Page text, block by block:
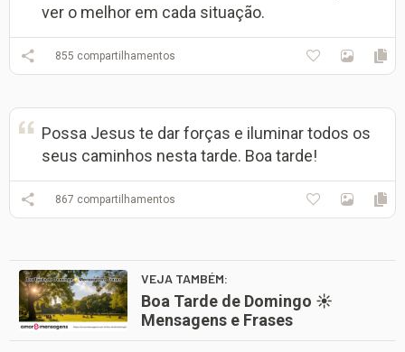
ver o melhor em cada situação.
855 compartilhamentos
Possa Jesus te dar forças e iluminar todos os
seus caminhos nesta tarde. Boa tarde!
867 compartilhamentos
VEJA TAMBÉM:
Boa Tarde de Domingo ☀️
Mensagens e Frases